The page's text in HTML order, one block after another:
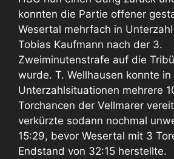
konnten die Partie offener
Wesertal mehrfach in
Tobias Kaufmann nach der 3.
Zweiminutenstrafe auf die
wurde. T. Wellhausen konnte in
Unterzahlsituationen mehrere
Torchancen der Vellmarer
verkürzte sodann nochmal
15:29, bevor Wesertal mit 3
Endstand von 32:15 herstellte.